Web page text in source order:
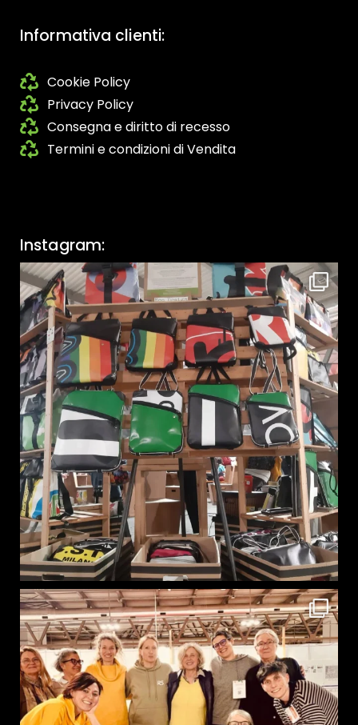
Informativa clienti:
Cookie Policy
Privacy Policy
Consegna e diritto di recesso
Termini e condizioni di Vendita
Instagram: